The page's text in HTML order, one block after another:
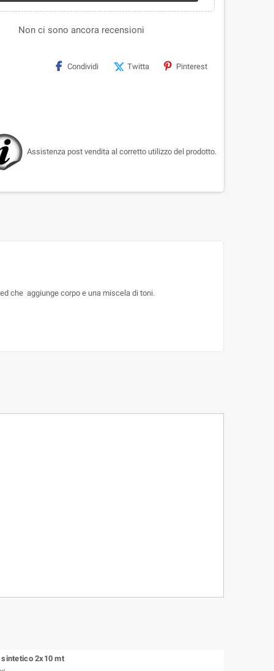
Non ci sono ancora recensioni
Condividi Twitta Pinterest
Assistenza post vendita al corretto utilizzo del prodotto.
che aggiunge corpo e una miscela di toni.
2x10 mt